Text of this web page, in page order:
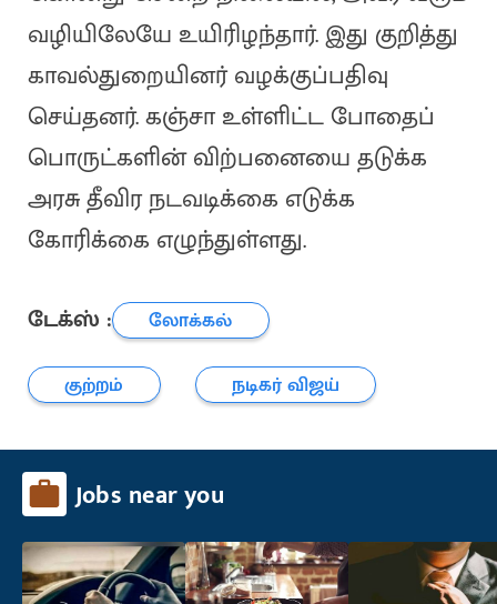
வழியிலேயே உயிரிழந்தார். இது குறித்து
காவல்துறையினர் வழக்குப்பதிவு
செய்தனர். கஞ்சா உள்ளிட்ட போதைப்
பொருட்களின் விற்பனையை தடுக்க
அரசு தீவிர நடவடிக்கை எடுக்க
கோரிக்கை எழுந்துள்ளது.
டேக்ஸ் :
லோக்கல்
குற்றம்
நடிகர் விஜய்
Jobs near you